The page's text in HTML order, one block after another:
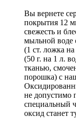
Вы вернете
покрытия 12
свежесть и
мыльной воде
(1 ст. ложка
(50 г. на 1 л.
тканью,
порошка) с
не допустимо
специальный
оксид станет